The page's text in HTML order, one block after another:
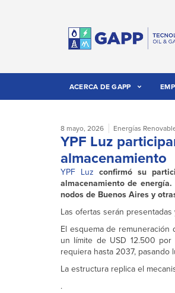
ACERCA DE GAPP
8 mayo, 2026 Energías
YPF Luz
almacenamiento
YPF Luz confirmó su
almacenamiento de
nodos de Buenos Aires y
Las ofertas serán
El esquema de
un límite de USD 12.500 por
requiera hasta 2037, pasando
La estructura replica el
.